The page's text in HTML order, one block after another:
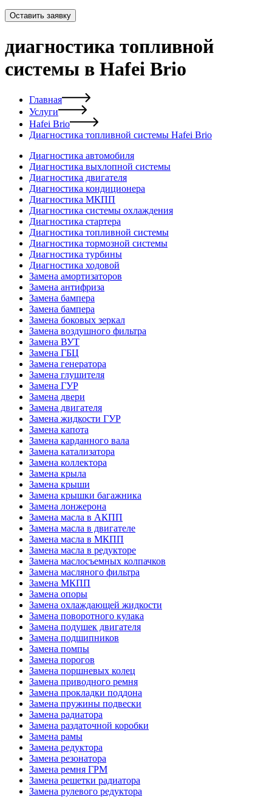
Оставить заявку
диагностика топливной
системы в Hafei Brio
Главная
Услуги
Hafei Brio
Диагностика топливной системы Hafei Brio
Диагностика автомобиля
Диагностика выхлопной системы
Диагностика двигателя
Диагностика кондиционера
Диагностика МКПП
Диагностика системы охлаждения
Диагностика стартера
Диагностика топливной системы
Диагностика тормозной системы
Диагностика турбины
Диагностика ходовой
Замена амортизаторов
Замена антифриза
Замена бампера
Замена бампера
Замена боковых зеркал
Замена воздушного фильтра
Замена ВУТ
Замена ГБЦ
Замена генератора
Замена глушителя
Замена ГУР
Замена двери
Замена двигателя
Замена жидкости ГУР
Замена капота
Замена карданного вала
Замена катализатора
Замена коллектора
Замена крыла
Замена крыши
Замена крышки багажника
Замена лонжерона
Замена масла в АКПП
Замена масла в двигателе
Замена масла в МКПП
Замена масла в редукторе
Замена маслосъемных колпачков
Замена масляного фильтра
Замена МКПП
Замена опоры
Замена охлаждающей жидкости
Замена поворотного кулака
Замена подушек двигателя
Замена подшипников
Замена помпы
Замена порогов
Замена поршневых колец
Замена приводного ремня
Замена прокладки поддона
Замена пружины подвески
Замена радиатора
Замена раздаточной коробки
Замена рамы
Замена редуктора
Замена резонатора
Замена ремня ГРМ
Замена решетки радиатора
Замена рулевого редуктора